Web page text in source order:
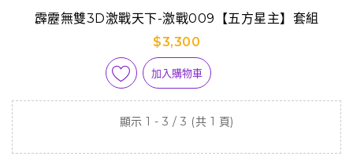
霹靂無雙3D激戰天下-激戰009【五方星主】套組
$3,300
加入購物車
顯示 1 - 3 / 3 (共 1 頁)